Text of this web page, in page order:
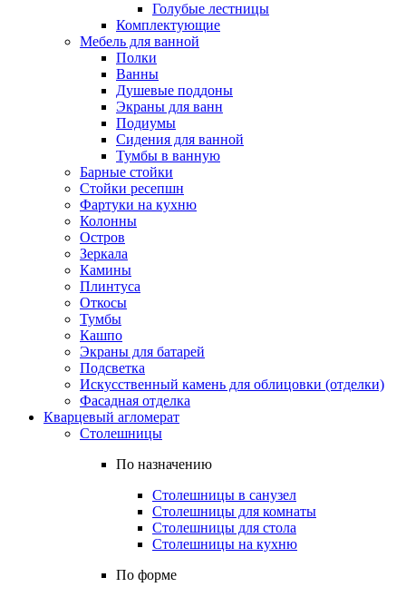
Голубые лестницы
Комплектующие
Мебель для ванной
Полки
Ванны
Душевые поддоны
Экраны для ванн
Подиумы
Сидения для ванной
Тумбы в ванную
Барные стойки
Стойки ресепшн
Фартуки на кухню
Колонны
Остров
Зеркала
Камины
Плинтуса
Откосы
Тумбы
Кашпо
Экраны для батарей
Подсветка
Искусственный камень для облицовки (отделки)
Фасадная отделка
Кварцевый агломерат
Столешницы
По назначению
Столешницы в санузел
Столешницы для комнаты
Столешницы для стола
Столешницы на кухню
По форме